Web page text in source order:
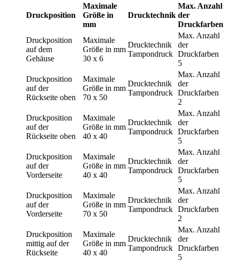
Druckposition
Maximale
Größe in
mm
Drucktechnik
Max. Anzahl
der
Druckfarben
Druckposition
auf dem
Gehäuse
Maximale
Größe in mm
30 x 6
Drucktechnik
Tampondruck
Max. Anzahl
der
Druckfarben
5
Druckposition
auf der
Rückseite oben
Maximale
Größe in mm
70 x 50
Drucktechnik
Tampondruck
Max. Anzahl
der
Druckfarben
2
Druckposition
auf der
Rückseite oben
Maximale
Größe in mm
40 x 40
Drucktechnik
Tampondruck
Max. Anzahl
der
Druckfarben
5
Druckposition
auf der
Vorderseite
Maximale
Größe in mm
40 x 40
Drucktechnik
Tampondruck
Max. Anzahl
der
Druckfarben
5
Druckposition
auf der
Vorderseite
Maximale
Größe in mm
70 x 50
Drucktechnik
Tampondruck
Max. Anzahl
der
Druckfarben
2
Druckposition
mittig auf der
Rückseite
Maximale
Größe in mm
40 x 40
Drucktechnik
Tampondruck
Max. Anzahl
der
Druckfarben
5